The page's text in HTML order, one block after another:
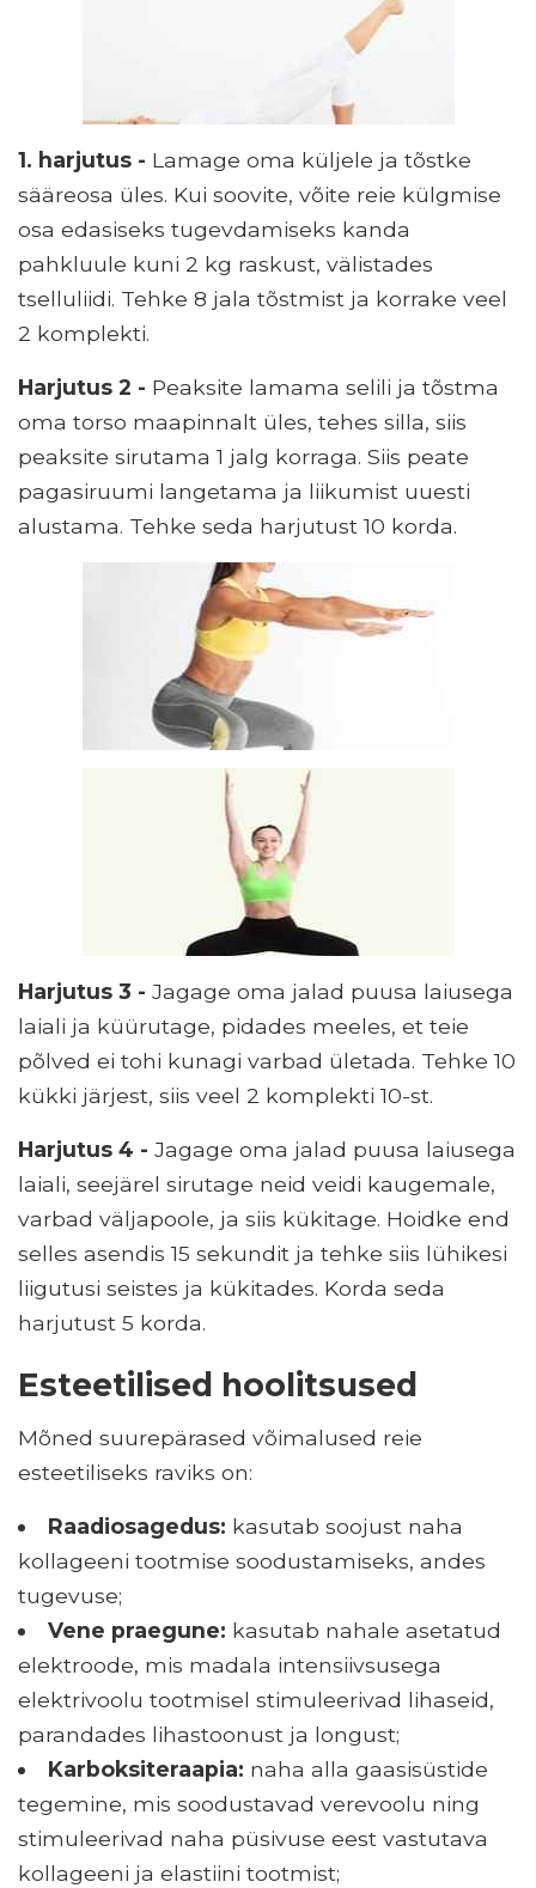
1. harjutus - Lamage oma küljele ja tõstke
sääreosa üles. Kui soovite, võite reie külgmise
osa edasiseks tugevdamiseks kanda
pahkluule kuni 2 kg raskust, välistades
tselluliidi. Tehke 8 jala tõstmist ja korrake veel
2 komplekti.
Harjutus 2 - Peaksite lamama selili ja tõstma
oma torso maapinnalt üles, tehes silla, siis
peaksite sirutama 1 jalg korraga. Siis peate
pagasiruumi langetama ja liikumist uuesti
alustama. Tehke seda harjutust 10 korda.
Harjutus 3 - Jagage oma jalad puusa laiusega
laiali ja küürutage, pidades meeles, et teie
põlved ei tohi kunagi varbad ületada. Tehke 10
kükki järjest, siis veel 2 komplekti 10-st.
Harjutus 4 - Jagage oma jalad puusa laiusega
laiali, seejärel sirutage neid veidi kaugemale,
varbad väljapoole, ja siis kükitage. Hoidke end
selles asendis 15 sekundit ja tehke siis lühikesi
liigutusi seistes ja kükitades. Korda seda
harjutust 5 korda.
Esteetilised hoolitsused
Mõned suurepärased võimalused reie
esteetiliseks raviks on:
Raadiosagedus: kasutab soojust naha
kollageeni tootmise soodustamiseks, andes
tugevuse;
Vene praegune: kasutab nahale asetatud
elektroode, mis madala intensiivsusega
elektrivoolu tootmisel stimuleerivad lihaseid,
parandades lihastoonust ja longust;
Karboksiteraapia: naha alla gaasisüstide
tegemine, mis soodustavad verevoolu ning
stimuleerivad naha püsivuse eest vastutava
kollageeni ja elastiini tootmist;